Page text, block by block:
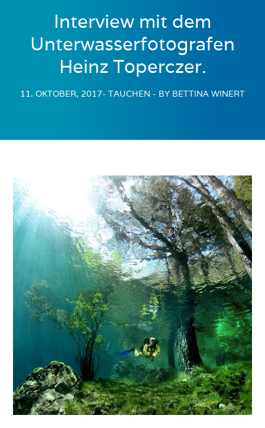
Interview mit dem
Unterwasserfotografen
Heinz Toperczer.
11. OKTOBER, 2017- TAUCHEN - BY BETTINA WINERT